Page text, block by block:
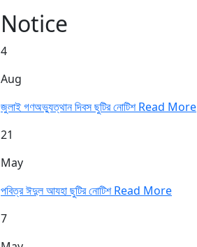
Notice
4
Aug
জুলাই গণঅভ্যুত্থান দিবস ছুটির নোটিশRead More
21
May
পবিত্র ঈদুল আযহা ছুটির নোটিশRead More
7